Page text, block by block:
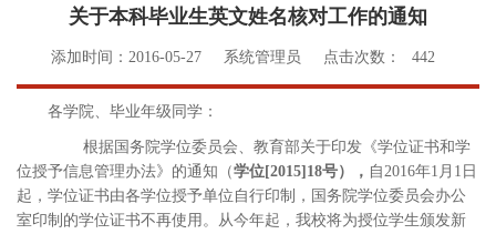
关于本科毕业生英文姓名核对工作的通知
添加时间：2016-05-27 系统管理员 点击次数： 442
各学院、毕业年级同学：
根据国务院学位委员会、教育部关于印发《学位证书和学
位授予信息管理办法》的通知（学位[2015]18号）， 自2016年1月1日
起，学位证书由各学位授予单位自行印制，国务院学位委员会办公
室印制的学位证书不再使用。从今年起，我校将为授位学生颁发新